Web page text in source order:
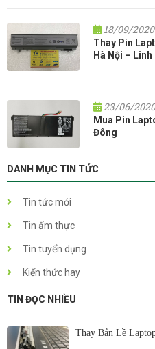
Thay Pin
Hà Nội –
18/09/2020
Mua Pin
Đông
23/06/
DANH MỤC TIN TỨC
Tin tức mới
Tin ẩm thực
Tin tuyển dụng
Kiến thức hay
TIN ĐỌC NHIỀU
Thay Bản Lề